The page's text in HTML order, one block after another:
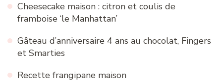
Cheesecake maison : citron et coulis de
framboise ‘le Manhattan’
Gâteau d’anniversaire 4 ans au chocolat, Fingers
et Smarties
Recette frangipane maison